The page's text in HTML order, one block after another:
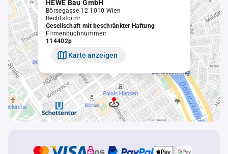
HEWE Bau GmbH
Börsegasse 12 1010 Wien
Rechtsform:
Gesellschaft mit beschränkter Haftung
Firmenbuchnummer:
114402p
Karte anzeigen